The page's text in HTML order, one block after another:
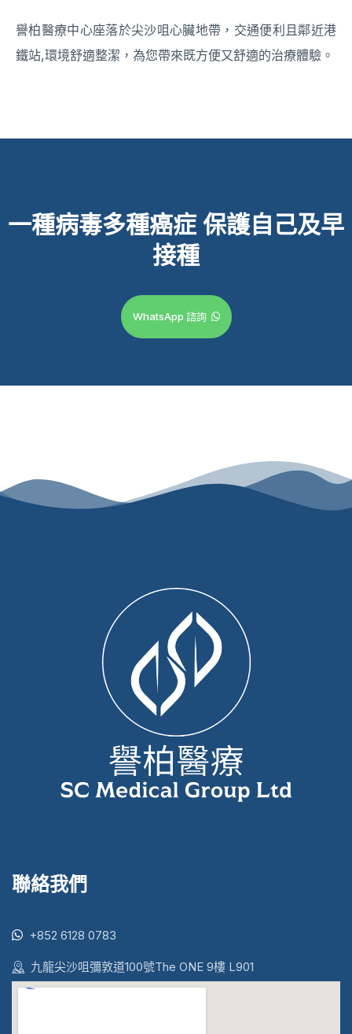
譽柏醫療中心座落於尖沙咀心臟地帶，交通便利且鄰近港
鐵站,環境舒適整潔，為您帶來既方便又舒適的治療體驗。
一種病毒多種癌症 保護自己及早
接種
WhatsApp 諮詢
聯絡我們
+852 6128 0783
九龍尖沙咀彌敦道100號The ONE 9樓 L901